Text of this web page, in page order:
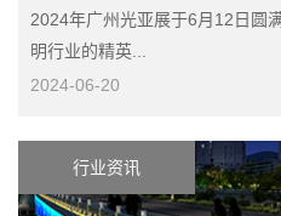
2024年广州光亚展于6月12日圆
明行业的精英...
2024-06-20
行业资讯